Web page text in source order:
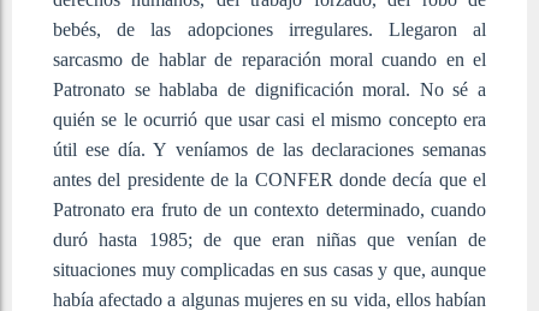
bebés, de las adopciones irregulares. Llegaron al
sarcasmo de hablar de reparación moral cuando en el
Patronato se hablaba de dignificación moral. No sé a
quién se le ocurrió que usar casi el mismo concepto era
útil ese día. Y veníamos de las declaraciones semanas
antes del presidente de la CONFER donde decía que el
Patronato era fruto de un contexto determinado, cuando
duró hasta 1985; de que eran niñas que venían de
situaciones muy complicadas en sus casas y que, aunque
había afectado a algunas mujeres en su vida, ellos habían